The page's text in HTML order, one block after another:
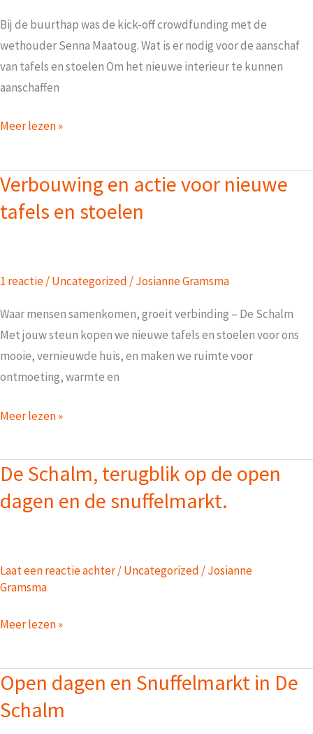
Bij de buurthap was de kick-off crowdfunding met de
wethouder Senna Maatoug. Wat is er nodig voor de aanschaf
van tafels en stoelen Om het nieuwe interieur te kunnen
aanschaffen
Kick-
Crowdfunding
Meer lezen »
Verbouwing en actie voor nieuwe
tafels en stoelen
1 reactie/Uncategorized /Josianne Gramsma
Waar mensen samenkomen, groeit verbinding – De Schalm
Met jouw steun kopen we nieuwe tafels en stoelen voor ons
mooie, vernieuwde huis, en maken we ruimte voor
ontmoeting, warmte en
Verbouwing
actie
voor
nieuwe
Meer lezen »
De Schalm, terugblik op de open
dagen en de snuffelmarkt.
Laat een reactie achter/Uncategorized/Josianne
Gramsma
De
terugblik
op
de
Meer lezen »
Open dagen en Snuffelmarkt in De
Schalm